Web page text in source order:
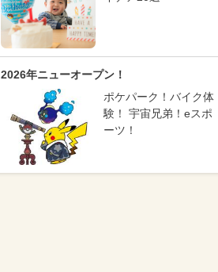
2026年ニューオープン！
ポケパーク！バイク体
験！ 宇宙兄弟！eスポ
ーツ！